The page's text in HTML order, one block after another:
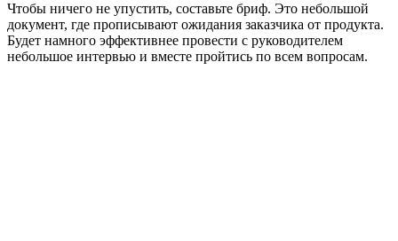
Чтобы ничего не упустить, составьте бриф. Это небольшой
документ, где прописывают ожидания заказчика от продукта.
Будет намного эффективнее провести с руководителем
небольшое интервью и вместе пройтись по всем вопросам.